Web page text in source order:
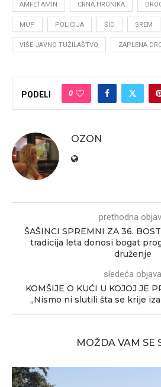
AMFETAMIN CRNA HRONIKA
MUP POLICIJA ŠID SREM
VIŠE JAVNO TUŽILAŠTVO ZAPLENA
PODELI 0
OZON
prethodna
ŠAŠINCI SPREMNI ZA 36.
tradicija leta donosi bogat
druženje
sledeća objava
KOMŠIJE O KUĆI U KOJOJ JE
„Nismo ni slutili šta se krije
MOŽDA VAM SE